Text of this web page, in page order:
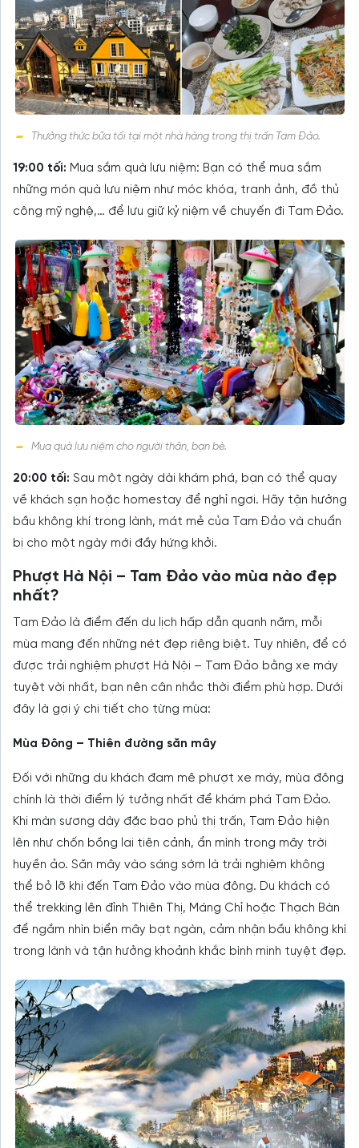
Thưởng thức bữa tối tại một nhà hàng trong thị trấn Tam Đảo.
19:00 tối: Mua sắm quà lưu niệm: Bạn có thể mua sắm
những món quà lưu niệm như móc khóa, tranh ảnh, đồ thủ
công mỹ nghệ,… để lưu giữ kỷ niệm về chuyến đi Tam Đảo.
Mua quà lưu niệm cho người thân, bạn bè.
20:00 tối: Sau một ngày dài khám phá, bạn có thể quay
về khách sạn hoặc homestay để nghỉ ngơi. Hãy tận hưởng
bầu không khí trong lành, mát mẻ của Tam Đảo và chuẩn
bị cho một ngày mới đầy hứng khởi.
Phượt Hà Nội – Tam Đảo vào mùa nào đẹp
nhất?
Tam Đảo là điểm đến du lịch hấp dẫn quanh năm, mỗi
mùa mang đến những nét đẹp riêng biệt. Tuy nhiên, để có
được trải nghiệm phượt Hà Nội – Tam Đảo bằng xe máy
tuyệt vời nhất, bạn nên cân nhắc thời điểm phù hợp. Dưới
đây là gợi ý chi tiết cho từng mùa:
Mùa Đông – Thiên đường săn mây
Đối với những du khách đam mê phượt xe máy, mùa đông
chính là thời điểm lý tưởng nhất để khám phá Tam Đảo.
Khi màn sương dày đặc bao phủ thị trấn, Tam Đảo hiện
lên như chốn bồng lai tiên cảnh, ẩn mình trong mây trời
huyền ảo. Săn mây vào sáng sớm là trải nghiệm không
thể bỏ lỡ khi đến Tam Đảo vào mùa đông. Du khách có
thể trekking lên đỉnh Thiên Thị, Máng Chỉ hoặc Thạch Bàn
để ngắm nhìn biển mây bạt ngàn, cảm nhận bầu không khí
trong lành và tận hưởng khoảnh khắc bình minh tuyệt đẹp.